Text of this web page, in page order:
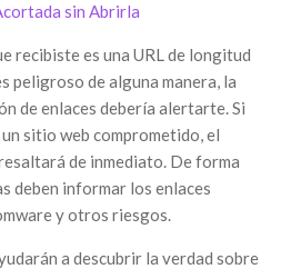
sin Abrirla
recibiste es una URL de longitud
peligroso de alguna manera, la
de enlaces debería alertarte. Si
sitio web comprometido, el
de inmediato. De forma
deben informar los enlaces
y otros riesgos.
a descubrir la verdad sobre